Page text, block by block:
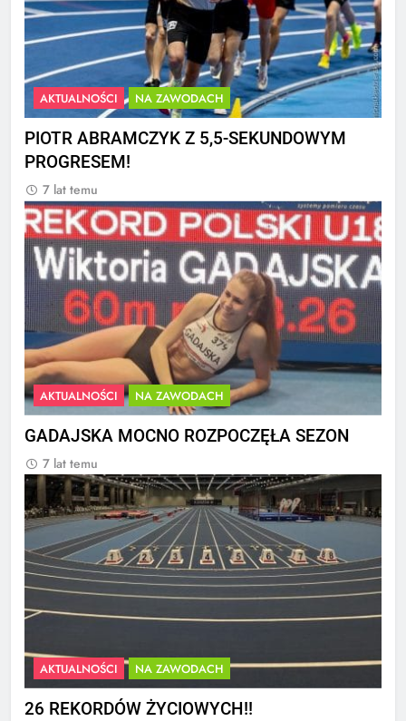
AKTUALNOŚCI NA ZAWODACH
PIOTR ABRAMCZYK Z 5,5-SEKUNDOWYM
PROGRESEM!
7 lat temu
AKTUALNOŚCI NA ZAWODACH
GADAJSKA MOCNO ROZPOCZĘŁA SEZON
7 lat temu
AKTUALNOŚCI NA ZAWODACH
26 REKORDÓW ŻYCIOWYCH!!